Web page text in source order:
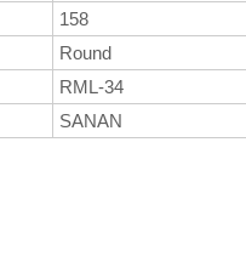
158
Round
RML-34
SANAN